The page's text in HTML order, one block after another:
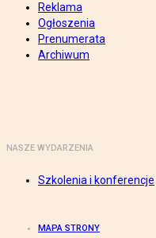
Reklama
Ogłoszenia
Prenumerata
Archiwum
NASZE WYDARZENIA
Szkolenia i konferencje
MAPA STRONY